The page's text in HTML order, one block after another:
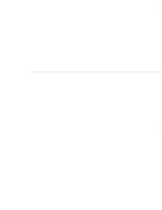
auf den
unten. Bitte